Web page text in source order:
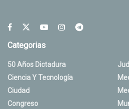
Categorias
50 Años Dictadura
Ciencia Y Tecnología
Ciudad
Congreso